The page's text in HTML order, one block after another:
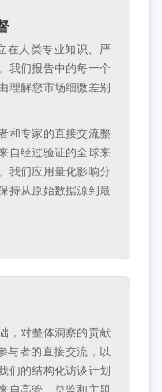
在人类专业知识、严
我们报告中的每一个
理解您市场细微差别
和专家的直接交流整
自经过验证的全球来
我们应用量化影响分
持从原始数据源到最
，对整体洞察的贡献
与者的直接交流，以
们的结构化访谈计划